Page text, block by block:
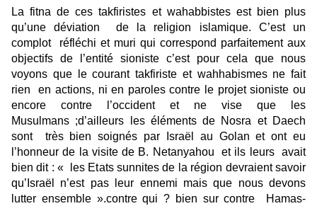
La fitna de ces takfiristes et wahabbistes est bien plus
qu’une déviation de la religion islamique. C’est un
complot réfléchi et muri qui correspond parfaitement aux
objectifs de l’entité sioniste c’est pour cela que nous
voyons que le courant takfiriste et wahhabismes ne fait
rien en actions, ni en paroles contre le projet sioniste ou
encore contre l’occident et ne vise que les
Musulmans ;d’ailleurs les éléments de Nosra et Daech
sont très bien soignés par Israël au Golan et ont eu
l’honneur de la visite de B. Netanyahou et ils leurs avait
bien dit : « les Etats sunnites de la région devraient savoir
qu’Israël n’est pas leur ennemi mais que nous devons
lutter ensemble ».contre qui ? bien sur contre Hamas-